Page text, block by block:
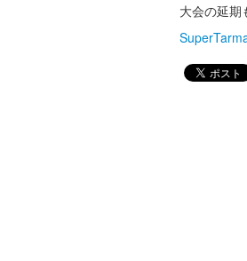
大会の延期